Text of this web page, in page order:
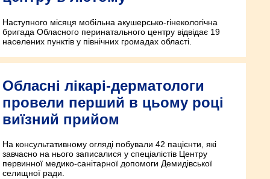
Наступного місяця мобільна акушерсько-гінекологічна
бригада Обласного перинатального центру відвідає 19
населених пунктів у північних громадах області.
Обласні лікарі-дерматологи
провели перший в цьому році
виїзний прийом
На консультативному огляді побували 42 пацієнти, які
завчасно на нього записалися у спеціалістів Центру
первинної медико-санітарної допомоги Демидівської
селищної ради.